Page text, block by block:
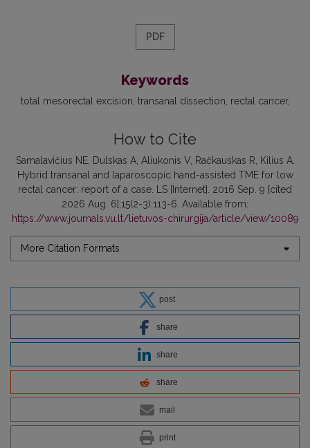
PDF
Keywords
total mesorectal excision transanal dissection rectal cancer
How to Cite
Samalavičius NE, Dulskas A, Aliukonis V, Račkauskas R, Kilius A.
Hybrid transanal and laparoscopic hand-assisted TME for low
rectal cancer: report of a case. LS [Internet]. 2016 Sep. 9 [cited
2026 Aug. 6];15(2-3):113-6. Available from:
https://www.journals.vu.lt/lietuvos-chirurgija/article/view/10089
More Citation Formats
post
share
share
share
mail
print